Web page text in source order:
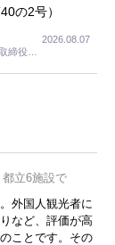
の2号）
締役社
2026.08.07
都立6施設で
外国人観光者に
など、評価が高
ことです。その